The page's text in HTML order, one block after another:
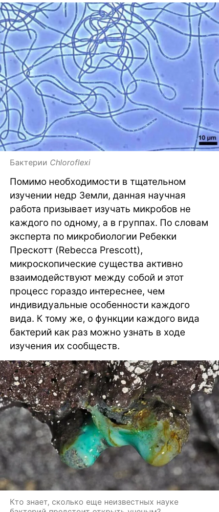
Бактерии Chloroflexi
Помимо необходимости в тщательном
изучении недр Земли, данная научная
работа призывает изучать микробов не
каждого по одному, а в группах. По словам
эксперта по микробиологии Ребекки
Прескотт (Rebecca Prescott),
микроскопические существа активно
взаимодействуют между собой и этот
процесс гораздо интереснее, чем
индивидуальные особенности каждого
вида. К тому же, о функции каждого вида
бактерий как раз можно узнать в ходе
изучения их сообществ.
Кто знает, сколько еще неизвестных науке